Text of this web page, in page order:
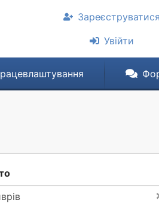
Зареєструватися
Увійти